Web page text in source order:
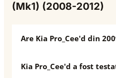
(Mk1) (2008-2012)
Are Kia Pro_Cee'd din
Kia Pro_Cee'd a fost